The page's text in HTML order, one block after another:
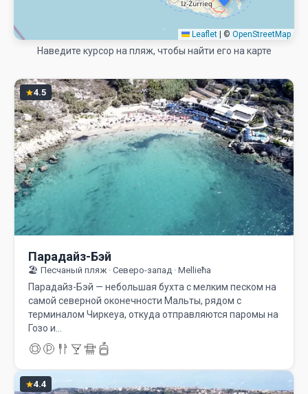
4.5
Парадайз-Бэй
🏖️ Песчаный пляж · Северо-запад · Mellieħa
Парадайз-Бэй — небольшая бухта с мелким песком на
самой северной оконечности Мальты, рядом с
терминалом Чиркеуа, откуда отправляются паромы на
Гозо и…
4.4
Leaflet © OpenStreetMap
Наведите курсор на пляж, чтобы найти его на карте